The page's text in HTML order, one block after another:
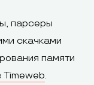
парсеры
скачками
памяти
Timeweb.